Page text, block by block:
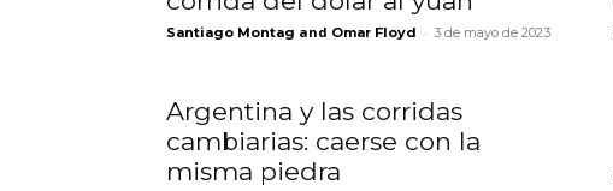
Santiago Montag and Omar Floyd - 3 de mayo de 2023
Argentina y las corridas
cambiarias: caerse con la
misma piedra